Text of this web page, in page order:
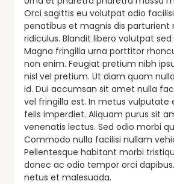
Orci sagittis eu volutpat odio
penatibus et magnis dis
ridiculus. Blandit libero volutpat
Magna fringilla urna porttitor
non enim. Feugiat pretium nibh
nisl vel pretium. Ut diam quam
id. Dui accumsan sit amet nulla
vel fringilla est. In metus vulputate
felis imperdiet. Aliquam purus sit
venenatis lectus. Sed odio morbi
Commodo nulla facilisi nullam
Pellentesque habitant morbi
donec ac odio tempor orci
netus et malesuada.